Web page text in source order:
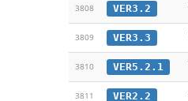
3808 VER3.2
3809 VER3.3
3810 VER5.2.1
3811 VER2.2